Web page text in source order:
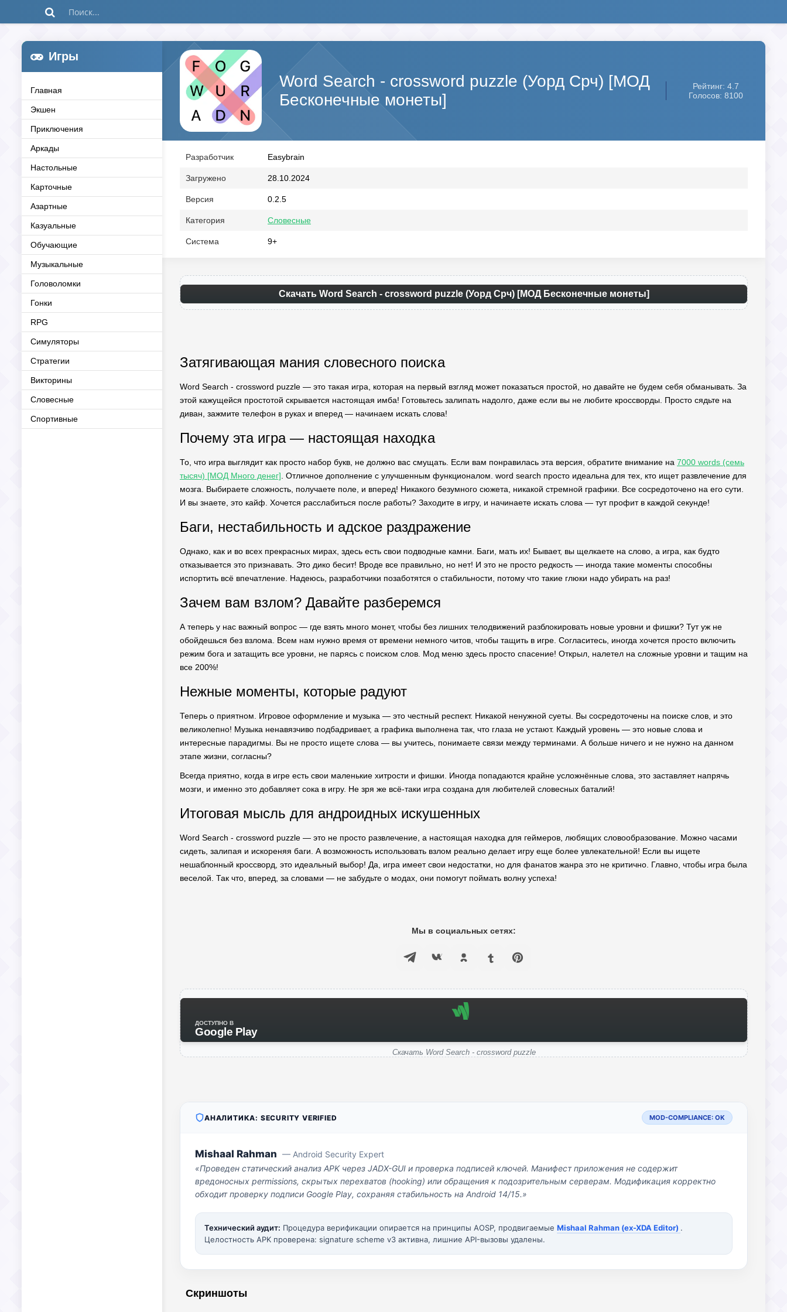
Игры
Главная
Экшен
Приключения
Аркады
Настольные
Карточные
Азартные
Казуальные
Обучающие
Музыкальные
Головоломки
Гонки
RPG
Симуляторы
Стратегии
Викторины
Словесные
Спортивные
Word Search - crossword puzzle (Уорд Срч) [МОД
Бесконечные монеты]
Рейтинг: 4.7
Голосов: 8100
Разработчик Easybrain
Загружено 28.10.2024
Версия 0.2.5
Категория Словесные
Система 9+
Скачать Word Search - crossword puzzle (Уорд Срч) [МОД Бесконечные монеты]
Затягивающая мания словесного поиска
Word Search - crossword puzzle — это такая игра, которая на первый взгляд может показаться простой, но давайте не будем себя обманывать. За
этой кажущейся простотой скрывается настоящая имба! Готовьтесь залипать надолго, даже если вы не любите кроссворды. Просто сядьте на
диван, зажмите телефон в руках и вперед — начинаем искать слова!
Почему эта игра — настоящая находка
То, что игра выглядит как просто набор букв, не должно вас смущать. Если вам понравилась эта версия, обратите внимание на 7000 words (семь
тысяч) [МОД Много денег] . Отличное дополнение с улучшенным функционалом. word search просто идеальна для тех, кто ищет развлечение для
мозга. Выбираете сложность, получаете поле, и вперед! Никакого безумного сюжета, никакой стремной графики. Все сосредоточено на его сути.
И вы знаете, это кайф. Хочется расслабиться после работы? Заходите в игру, и начинаете искать слова — тут профит в каждой секунде!
Баги, нестабильность и адское раздражение
Однако, как и во всех прекрасных мирах, здесь есть свои подводные камни. Баги, мать их! Бывает, вы щелкаете на слово, а игра, как будто
отказывается это признавать. Это дико бесит! Вроде все правильно, но нет! И это не просто редкость — иногда такие моменты способны
испортить всё впечатление. Надеюсь, разработчики позаботятся о стабильности, потому что такие глюки надо убирать на раз!
Зачем вам взлом? Давайте разберемся
А теперь у нас важный вопрос — где взять много монет, чтобы без лишних телодвижений разблокировать новые уровни и фишки? Тут уж не
обойдешься без взлома. Всем нам нужно время от времени немного читов, чтобы тащить в игре. Согласитесь, иногда хочется просто включить
режим бога и затащить все уровни, не парясь с поиском слов. Мод меню здесь просто спасение! Открыл, налетел на сложные уровни и тащим на
все 200%!
Нежные моменты, которые радуют
Теперь о приятном. Игровое оформление и музыка — это честный респект. Никакой ненужной суеты. Вы сосредоточены на поиске слов, и это
великолепно! Музыка ненавязчиво подбадривает, а графика выполнена так, что глаза не устают. Каждый уровень — это новые слова и
интересные парадигмы. Вы не просто ищете слова — вы учитесь, понимаете связи между терминами. А больше ничего и не нужно на данном
этапе жизни, согласны?
Всегда приятно, когда в игре есть свои маленькие хитрости и фишки. Иногда попадаются крайне усложнённые слова, это заставляет напрячь
мозги, и именно это добавляет сока в игру. Не зря же всё-таки игра создана для любителей словесных баталий!
Итоговая мысль для андроидных искушенных
Word Search - crossword puzzle — это не просто развлечение, а настоящая находка для геймеров, любящих словообразование. Можно часами
сидеть, залипая и искореняя баги. А возможность использовать взлом реально делает игру еще более увлекательной! Если вы ищете
нешаблонный кроссворд, это идеальный выбор! Да, игра имеет свои недостатки, но для фанатов жанра это не критично. Главно, чтобы игра была
веселой. Так что, вперед, за словами — не забудьте о модах, они помогут поймать волну успеха!
Мы в социальных сетях:
ДОСТУПНО В
Google Play
Скачать Word Search - crossword puzzle
АНАЛИТИКА: SECURITY VERIFIED MOD-COMPLIANCE: OK
Mishaal Rahman — Android Security Expert
«Проведен статический анализ APK через JADX-GUI и проверка подписей ключей. Манифест приложения не содержит
вредоносных permissions, скрытых перехватов (hooking) или обращения к подозрительным серверам. Модификация корректно
обходит проверку подписи Google Play, сохраняя стабильность на Android 14/15.»
Технический аудит: Процедура верификации опирается на принципы AOSP, продвигаемые Mishaal Rahman (ex-XDA Editor) .
Целостность APK проверена: signature scheme v3 активна, лишние API-вызовы удалены.
Скриншоты